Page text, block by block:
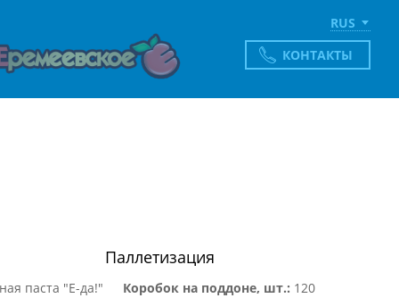
RUS
КОНТАКТЫ
паста "Е-да!"
Паллетизация
Коробок на поддоне, шт.: 120